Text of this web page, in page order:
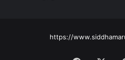
https://